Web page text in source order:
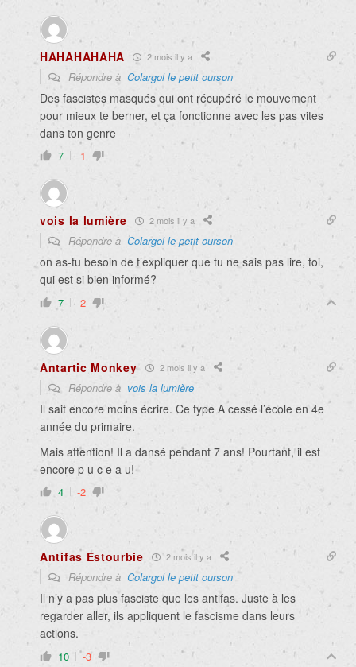
HAHAHAHAHA 2 mois il y a
Répondre à Colargol le petit ourson
Des fascistes masqués qui ont récupéré le mouvement
pour mieux te berner, et ça fonctionne avec les pas vites
dans ton genre
7 -1
vois la lumière 2 mois il y a
Répondre à Colargol le petit ourson
on as-tu besoin de t’expliquer que tu ne sais pas lire, toi,
qui est si bien informé?
7 -2
Antartic Monkey 2 mois il y a
Répondre à vois la lumière
Il sait encore moins écrire. Ce type A cessé l’école en 4e
année du primaire.
Mais attention! Il a dansé pendant 7 ans! Pourtant, il est
encore p u c e a u!
4 -2
Antifas Estourbie 2 mois il y a
Répondre à Colargol le petit ourson
Il n’y a pas plus fasciste que les antifas. Juste à les
regarder aller, ils appliquent le fascisme dans leurs
actions.
10 -3